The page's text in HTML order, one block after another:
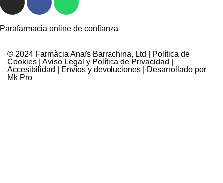
Parafarmacia online de confianza
© 2024 Farmàcia Anaïs Barrachina, Ltd |
Política de
Cookies
Aviso Legal y Política de Privacidad
Accesibilidad
Envíos y devoluciones | Desarrollado por
Mk Pro